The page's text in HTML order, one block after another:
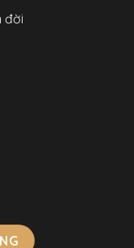
đời
Nữ Cóc Số Học